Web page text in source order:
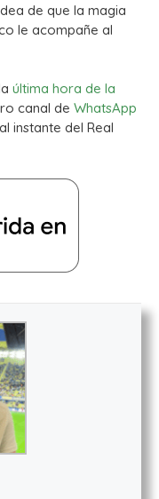
de que la magia
le acompañe al
última hora de la
canal de WhatsApp
instante del Real